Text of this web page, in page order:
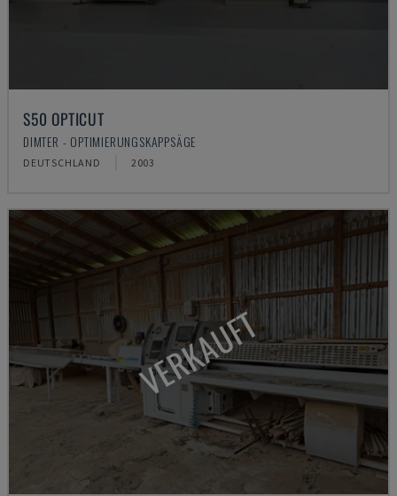
S50 OPTICUT
DIMTER - OPTIMIERUNGSKAPPSÄGE
DEUTSCHLAND 2003
VERKAUFT